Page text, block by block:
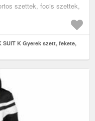
szettek, focis szettek,
SUIT K Gyerek szett, fekete,